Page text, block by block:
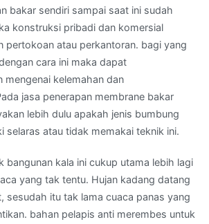
bakar sendiri sampai saat ini sudah
konstruksi pribadi dan komersial
pertokoan atau perkantoran. bagi yang
cara ini maka dapat
mengenai kelemahan dan
jasa penerapan membrane bakar
lebih dulu apakah jenis bumbung
selaras atau tidak memakai teknik ini.
bangunan kala ini cukup utama lebih lagi
yang tak tentu. Hujan kadang datang
sesudah itu tak lama cuaca panas yang
bahan pelapis anti merembes untuk